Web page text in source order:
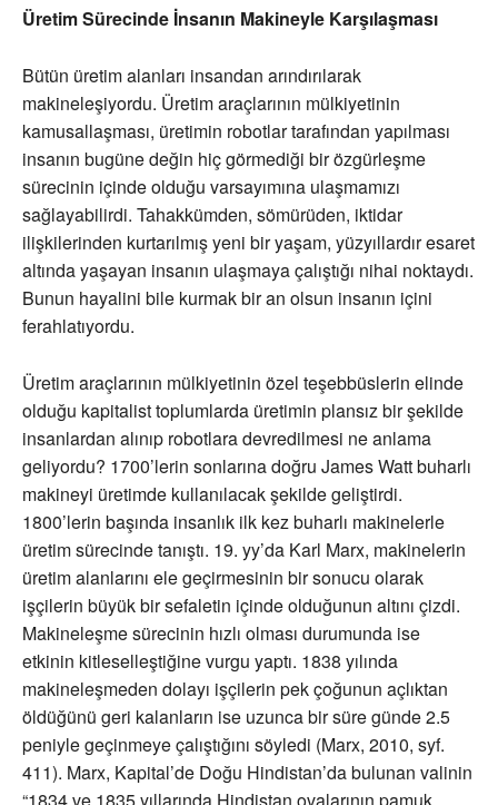
Üretim Sürecinde İnsanın Makineyle Karşılaşması
Bütün üretim alanları insandan arındırılarak
makineleşiyordu. Üretim araçlarının mülkiyetinin
kamusallaşması, üretimin robotlar tarafından yapılması
insanın bugüne değin hiç görmediği bir özgürleşme
sürecinin içinde olduğu varsayımına ulaşmamızı
sağlayabilirdi. Tahakkümden, sömürüden, iktidar
ilişkilerinden kurtarılmış yeni bir yaşam, yüzyıllardır esaret
altında yaşayan insanın ulaşmaya çalıştığı nihai noktaydı.
Bunun hayalini bile kurmak bir an olsun insanın içini
ferahlatıyordu.
Üretim araçlarının mülkiyetinin özel teşebbüslerin elinde
olduğu kapitalist toplumlarda üretimin plansız bir şekilde
insanlardan alınıp robotlara devredilmesi ne anlama
geliyordu? 1700’lerin sonlarına doğru James Watt buharlı
makineyi üretimde kullanılacak şekilde geliştirdi.
1800’lerin başında insanlık ilk kez buharlı makinelerle
üretim sürecinde tanıştı. 19. yy’da Karl Marx, makinelerin
üretim alanlarını ele geçirmesinin bir sonucu olarak
işçilerin büyük bir sefaletin içinde olduğunun altını çizdi.
Makineleşme sürecinin hızlı olması durumunda ise
etkinin kitleselleştiğine vurgu yaptı. 1838 yılında
makineleşmeden dolayı işçilerin pek çoğunun açlıktan
öldüğünü geri kalanların ise uzunca bir süre günde 2.5
peniyle geçinmeye çalıştığını söyledi (Marx, 2010, syf.
411). Marx, Kapital’de Doğu Hindistan’da bulunan valinin